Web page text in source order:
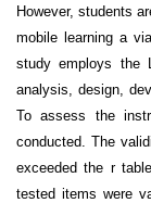
However, students
mobile learning a
study employs the
analysis, design,
To assess the
conducted. The
exceeded the r
tested items were